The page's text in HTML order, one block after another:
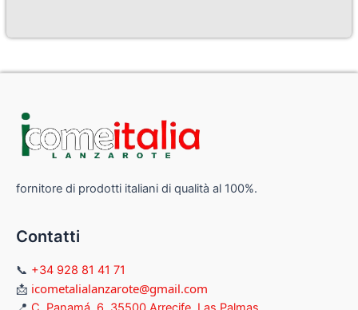
fornitore di prodotti italiani di qualità al 100%.
Contatti
📞 +34 928 81 41 71
📩 icometalialanzarote@gmail.com